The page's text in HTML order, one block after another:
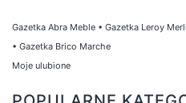
Gazetka Abra Meble • Gazetka Leroy
• Gazetka Brico Marche
Moje ulubione